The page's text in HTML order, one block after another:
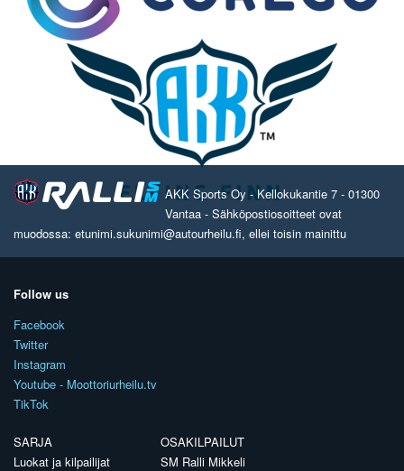
AKK Sports Oy - Kellokukantie 7 - 01300
Vantaa - Sähköpostiosoitteet ovat
muodossa: etunimi.sukunimi@autourheilu.fi, ellei toisin mainittu
Follow us
Facebook
Twitter
Instagram
Youtube - Moottoriurheilu.tv
TikTok
SARJA
Luokat ja kilpailijat
OSAKILPAILUT
SM Ralli Mikkeli